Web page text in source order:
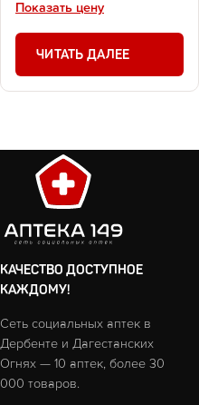
Показать цену
ЧИТАТЬ ДАЛЕЕ
КАЧЕСТВО ДОСТУПНОЕ
КАЖДОМУ!
Сеть социальных аптек в
Дербенте и Дагестанских
Огнях — 10 аптек, более 30
000 товаров.